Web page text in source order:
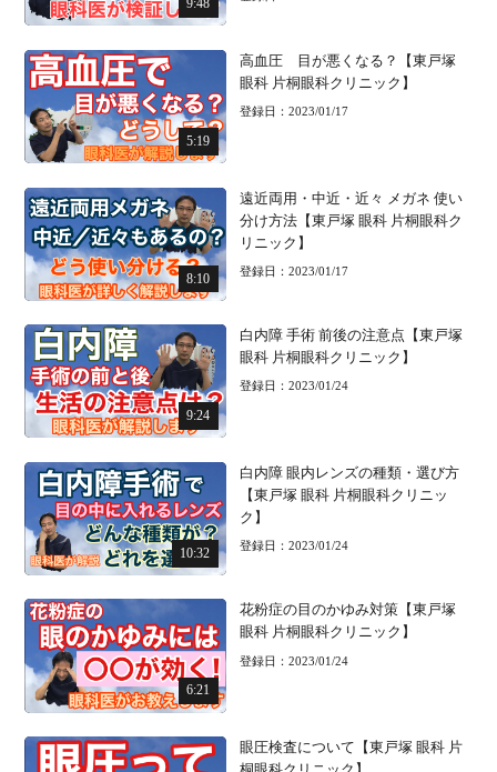
9:48
5:19
高血圧 目が悪くなる？【東戸塚
眼科 片桐眼科クリニック】
登録日：2023/01/17
8:10
遠近両用・中近・近々 メガネ 使い
分け方法【東戸塚 眼科 片桐眼科ク
リニック】
登録日：2023/01/17
9:24
白内障 手術 前後の注意点【東戸塚
眼科 片桐眼科クリニック】
登録日：2023/01/24
10:32
白内障 眼内レンズの種類・選び方
【東戸塚 眼科 片桐眼科クリニッ
ク】
登録日：2023/01/24
6:21
花粉症の目のかゆみ対策【東戸塚
眼科 片桐眼科クリニック】
登録日：2023/01/24
眼圧検査について【東戸塚 眼科 片